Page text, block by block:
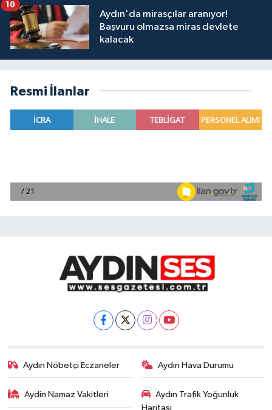
Aydın'da mirasçılar aranıyor!
Başvuru olmazsa miras devlete
kalacak
10
Resmi İlanlar
Aydın Nöbetçi Eczaneler Aydın Hava Durumu
Aydin Namaz Vakitleri
Aydın Trafik Yoğunluk
Haritası